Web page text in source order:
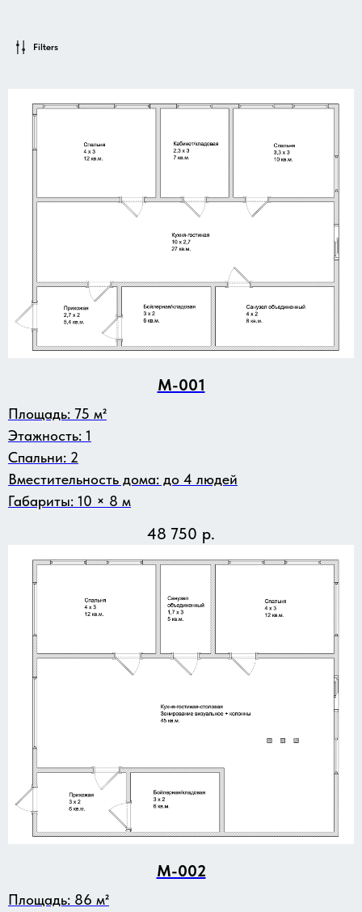
Filters
M-001
Площадь: 75 м²
Этажность: 1
Спальни: 2
Вместительность дома: до 4 людей
Габариты: 10 × 8 м
48 750 р.
M-002
Площадь: 86 м²